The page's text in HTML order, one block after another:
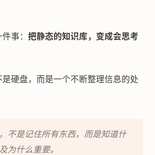
事： 把静态的知识库，变成会思考
硬盘，而是一个不断整理信息的处
不是记住所有东西，而是知道什
为什么重要。